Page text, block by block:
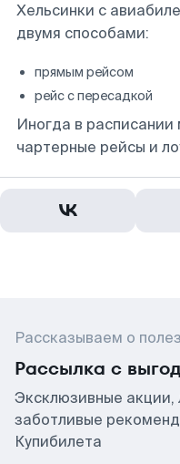
Хельсинки с
двумя способами:
прямым рейсом
рейс с пересадкой
Иногда в расписании
чартерные рейсы и
Рассказываем о
Рассылка с
Эксклюзивные акции,
заботливые
Купибилета